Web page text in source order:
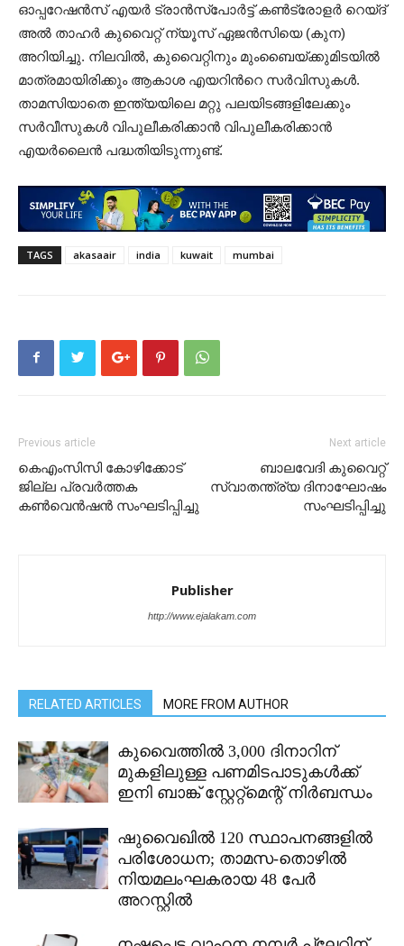
ഓപ്പറേഷൻസ് എയർ ട്രാൻസ്‌പോർട്ട് കൺട്രോളർ റെയ്ദ്
അൽ താഹർ കുവൈറ്റ് ന്യൂസ് ഏജൻസിയെ (കുന)
അറിയിച്ചു. നിലവിൽ, കുവൈറ്റിനും മുംബൈയ്ക്കുമിടയിൽ
മാത്രമായിരിക്കും ആകാശ എയറിന്‍റെ സർവിസുകൾ.
താമസിയാതെ ഇന്ത്യയിലെ മറ്റു പലയിടങ്ങളിലേക്കും
സർവീസുകൾ വിപുലീകരിക്കാൻ വിപുലീകരിക്കാൻ
എയർലൈൻ പദ്ധതിയിടുന്നുണ്ട്.
TAGS akasaair india kuwait mumbai
Previous article
കെഎംസിസി കോഴിക്കോട്
ജില്ല പ്രവർത്തക
കൺവെൻഷൻ സംഘടിപ്പിച്ചു
Next article
ബാലവേദി കുവൈറ്റ്
സ്വാതന്ത്ര്യ ദിനാഘോഷം
സംഘടിപ്പിച്ചു
Publisher
http://www.ejalakam.com
RELATED ARTICLES MORE FROM AUTHOR
കുവൈത്തിൽ 3,000 ദിനാറിന്
മുകളിലുള്ള പണമിടപാടുകൾക്ക്
ഇനി ബാങ്ക് സ്റ്റേറ്റ്മെന്റ് നിർബന്ധം
ഷുവൈഖിൽ 120 സ്ഥാപനങ്ങളിൽ
പരിശോധന; താമസ-തൊഴിൽ
നിയമലംഘകരായ 48 പേർ
അറസ്റ്റിൽ